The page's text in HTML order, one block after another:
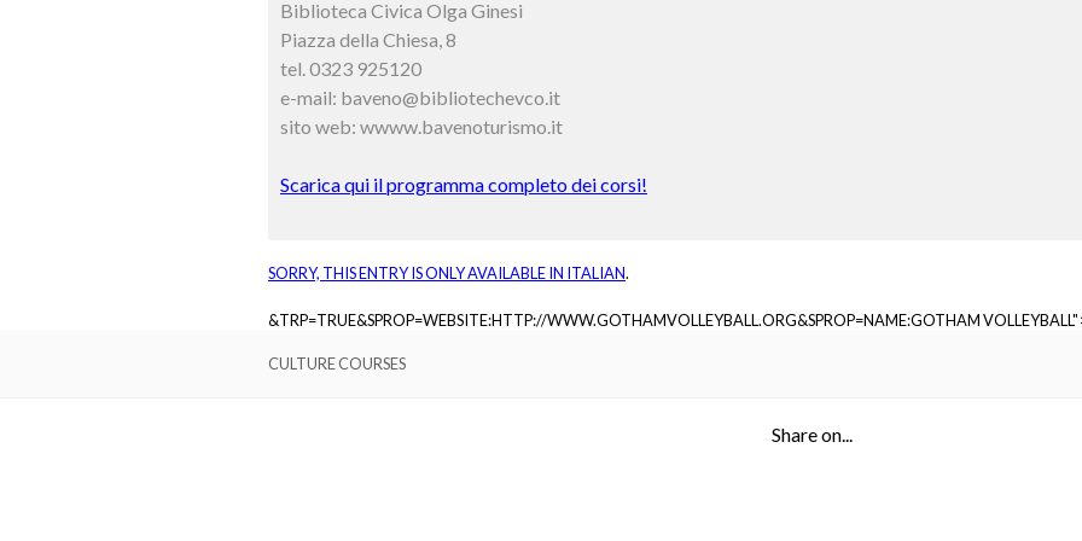
Biblioteca Civica Olga Ginesi
Piazza della Chiesa, 8
tel. 0323 925120
e-mail: baveno@bibliotechevco.it
sito web: wwww.bavenoturismo.it
Scarica qui il programma completo dei corsi!
SORRY, THIS ENTRY IS ONLY AVAILABLE IN ITALIAN.
&TRP=TRUE&SPROP=WEBSITE:HTTP://WWW.GOTHAMVOLLEYBALL.ORG&SPROP=NAME:GOTHAM
CULTURE COURSES
Share on...